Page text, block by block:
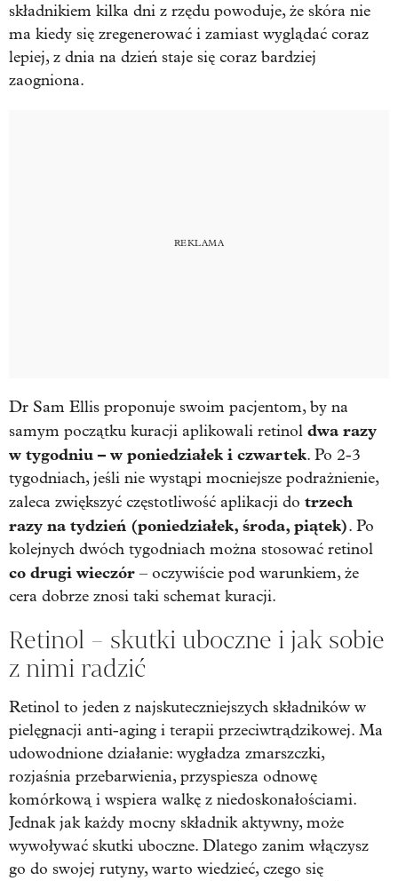
składnikiem kilka dni z rzędu powoduje, że skóra nie
ma kiedy się zregenerować i zamiast wyglądać coraz
lepiej, z dnia na dzień staje się coraz bardziej
zaogniona.
Dr Sam Ellis proponuje swoim pacjentom, by na
samym początku kuracji aplikowali retinol dwa razy
w tygodniu – w poniedziałek i czwartek. Po 2-3
tygodniach, jeśli nie wystąpi mocniejsze podrażnienie,
zaleca zwiększyć częstotliwość aplikacji do trzech
razy na tydzień (poniedziałek, środa, piątek). Po
kolejnych dwóch tygodniach można stosować retinol
co drugi wieczór – oczywiście pod warunkiem, że
cera dobrze znosi taki schemat kuracji.
Retinol – skutki uboczne i jak sobie
z nimi radzić
Retinol to jeden z najskuteczniejszych składników w
pielęgnacji anti-aging i terapii przeciwtrądzikowej. Ma
udowodnione działanie: wygładza zmarszczki,
rozjaśnia przebarwienia, przyspiesza odnowę
komórkową i wspiera walkę z niedoskonałościami.
Jednak jak każdy mocny składnik aktywny, może
wywoływać skutki uboczne. Dlatego zanim włączysz
go do swojej rutyny, warto wiedzieć, czego się